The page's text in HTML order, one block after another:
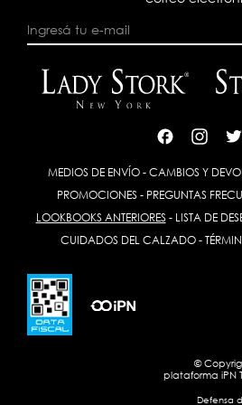
MEDIOS DE ENVÍO - CAMBIOS Y
PROMOCIONES- PREGUNTAS
LOOKBOOKS ANTERIORES- LISTA DE
CUIDADOS DEL CALZADO-
©
plataforma iPN
Defensa